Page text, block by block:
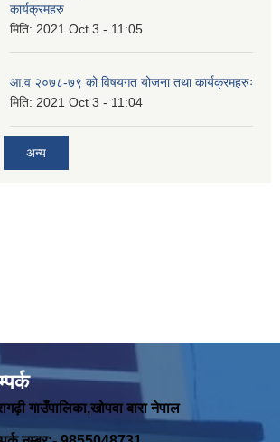
कार्यक्रमहरु
मिति: 2021 Oct 3 - 11:05
आ.व २०७८-७९ को विषयगत योजना तथा कार्यक्रमहरुः
मिति: 2021 Oct 3 - 11:04
अन्य
गाउँपालिका,खोपवा बारा नेपाल